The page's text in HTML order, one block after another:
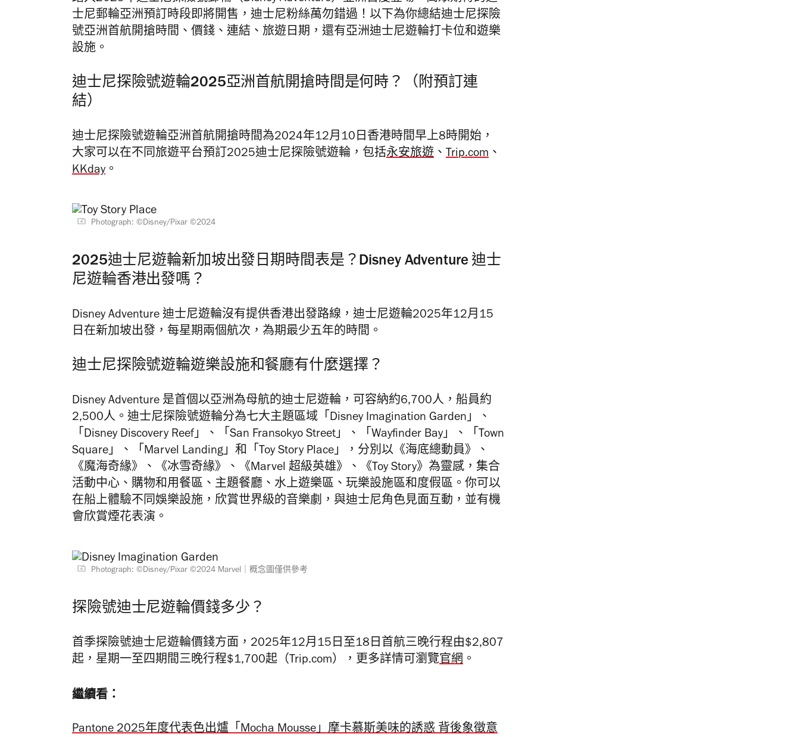
士尼郵輪亞洲預訂時段即將開售，迪士尼粉絲萬勿錯過！以下為你總結迪士尼探險
號亞洲首航開搶時間、價錢、連結、旅遊日期，還有亞洲迪士尼遊輪打卡位和遊樂
設施。
迪士尼探險號遊輪2025亞洲首航開搶時間是何時？（附預訂連
結）
迪士尼探險號遊輪亞洲首航開搶時間為2024年12月10日香港時間早上8時開始，
大家可以在不同旅遊平台預訂2025迪士尼探險號遊輪，包括永安旅遊 、 Trip.com 、
KKday。
Photograph: ©Disney/Pixar ©2024
2025迪士尼遊輪新加坡出發日期時間表是？Disney Adventure 迪士
尼遊輪香港出發嗎？
Disney Adventure 迪士尼遊輪沒有提供香港出發路線，迪士尼遊輪2025年12月15
日在新加坡出發，每星期兩個航次，為期最少五年的時間。
迪士尼探險號遊輪遊樂設施和餐廳有什麼選擇？
Disney Adventure 是首個以亞洲為母航的迪士尼遊輪，可容納約6,700人，船員約
2,500人。迪士尼探險號遊輪分為七大主題區域「Disney Imagination Garden」、
「Disney Discovery Reef」、「San Fransokyo Street」、「Wayfinder Bay」、「Town
Square」、「Marvel Landing」和「Toy Story Place」，分別以《海底總動員》、
《魔海奇緣》、《冰雪奇緣》、《Marvel 超級英雄》、《Toy Story》為靈感，集合
活動中心、購物和用餐區、主題餐廳、水上遊樂區、玩樂設施區和度假區。你可以
在船上體驗不同娛樂設施，欣賞世界級的音樂劇，與迪士尼角色見面互動，並有機
會欣賞煙花表演。
Photograph: ©Disney/Pixar ©2024 Marvel｜概念圖僅供參考
探險號迪士尼遊輪價錢多少？
首季探險號迪士尼遊輪價錢方面，2025年12月15日至18日首航三晚行程由$2,807
起，星期一至四期間三晚行程$1,700起（Trip.com），更多詳情可瀏覽官網 。
繼續看：
Pantone 2025年度代表色出爐「Mocha Mousse」摩卡慕斯美味的誘惑 背後象徵意